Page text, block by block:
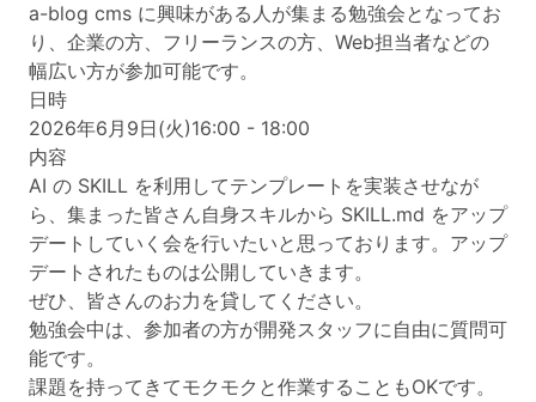
a-blog cms に興味がある人が集まる勉強会となってお
り、企業の方、フリーランスの方、Web担当者などの
幅広い方が参加可能です。
日時
2026年6月9日(火)16:00 - 18:00
内容
AI の SKILL を利用してテンプレートを実装させなが
ら、集まった皆さん自身スキルから SKILL.md をアップ
デートしていく会を行いたいと思っております。アップ
デートされたものは公開していきます。
ぜひ、皆さんのお力を貸してください。
勉強会中は、参加者の方が開発スタッフに自由に質問可
能です。
課題を持ってきてモクモクと作業することもOKです。